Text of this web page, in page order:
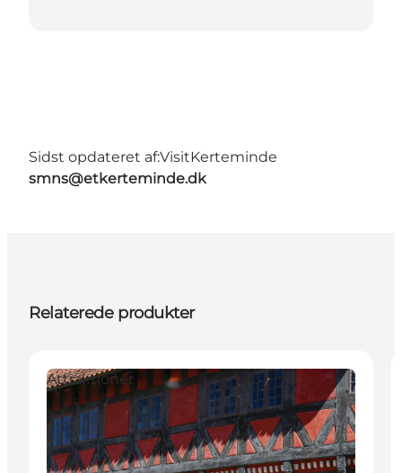
Sidst opdateret af:VisitKerteminde
smns@etkerteminde.dk
Relaterede produkter
Attraktioner